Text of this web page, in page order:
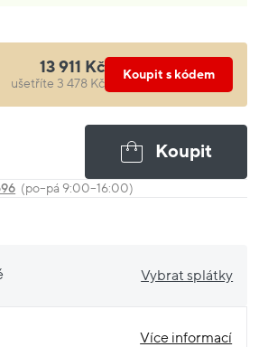
13 911 Kč
ušetříte 3 478 Kč
Koupit s kódem
Koupit
(po–pá 9:00–16:00)
Vybrat splátky
Více informací